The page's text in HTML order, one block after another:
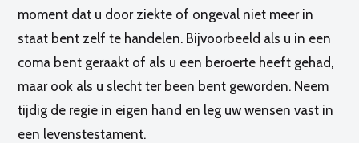
moment dat u door ziekte of ongeval niet meer in
staat bent zelf te handelen. Bijvoorbeeld als u in een
coma bent geraakt of als u een beroerte heeft gehad,
maar ook als u slecht ter been bent geworden. Neem
tijdig de regie in eigen hand en leg uw wensen vast in
een levenstestament.